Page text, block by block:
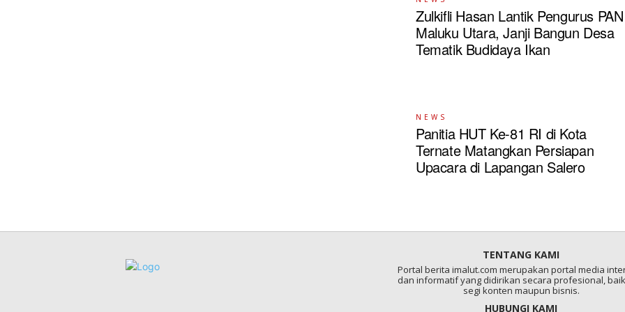
Zulkifli Hasan Lantik Pengurus PAN
Maluku Utara, Janji Bangun Desa
Tematik Budidaya Ikan
NEWS
Panitia HUT Ke-81 RI di Kota
Ternate Matangkan Persiapan
Upacara di Lapangan Salero
TENTANG KAMI
Portal berita imalut.com merupakan portal media
dan informatif yang didirikan secara profesional,
segi konten maupun bisnis.
HUBUNGI KAMI